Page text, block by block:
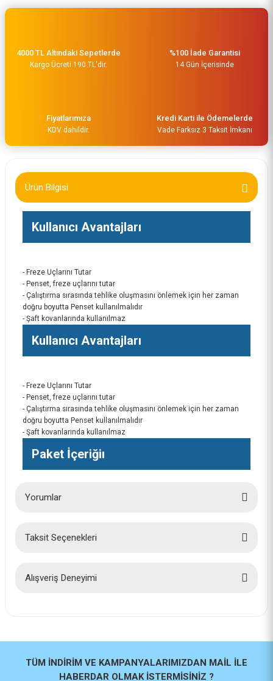
4000 TL Altındaki Sepetlerde
Kargo Ücreti 190 TL'dir.
%100 İade Garantisi
14 Gün İçerisinde
Fiyatlarımıza
KDV dahildir.
Kredi Karti ile Ödemelerde
Vade Farksız 3 Taksit İmkanı
Ürün Bilgisi
Kullanıcı Avantajları
- Freze Uçlarını Tutar
- Penset, freze uçlarını tutar
- Çalıştırma sırasında tehlike oluşmasını önlemek için her zaman
doğru boyutta Penset kullanılmalıdır
- Şaft kovanlarında kullanılmaz
Kullanıcı Avantajları
- Freze Uçlarını Tutar
- Penset, freze uçlarını tutar
- Çalıştırma sırasında tehlike oluşmasını önlemek için her zaman
doğru boyutta Penset kullanılmalıdır
- Şaft kovanlarında kullanılmaz
Paket İçeriğiı
Yorumlar
Taksit Seçenekleri
Alışveriş Deneyimi
TÜM İNDİRİM VE KAMPANYALARIMIZDAN MAİL İLE
HABERDAR OLMAK İSTERMİSİNİZ ?